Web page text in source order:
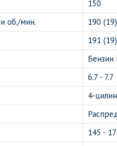
150
об./мин.
190
191
6.7 - 7.7
4-
145 -